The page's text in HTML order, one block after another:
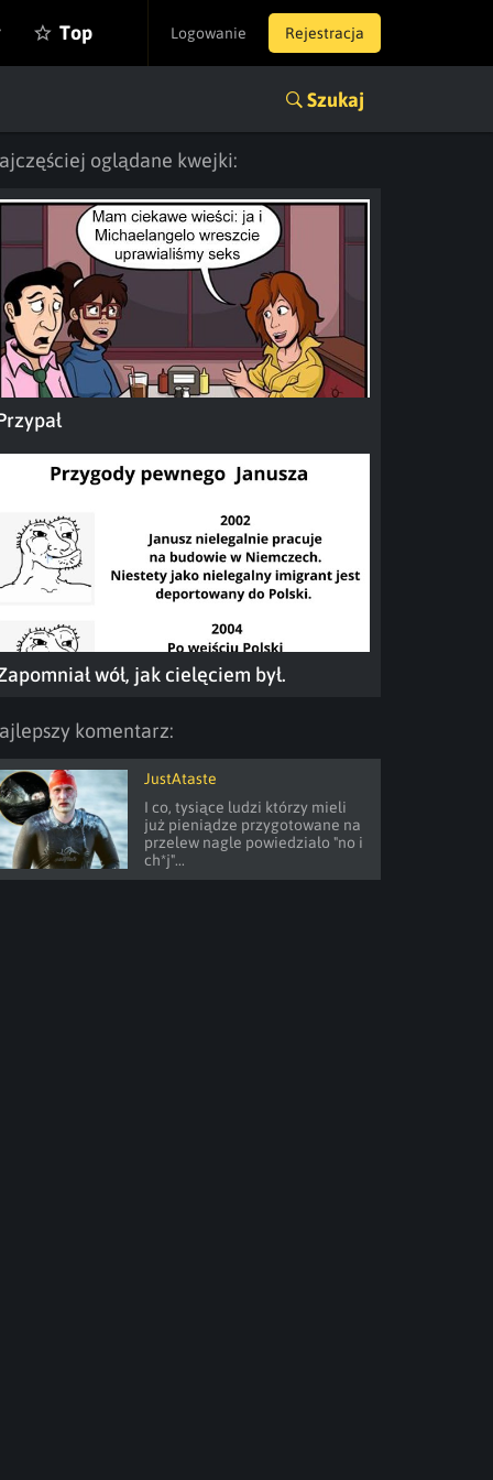
Logowanie Rejestracja
Top
Szukaj
oglądane kwejki:
wół, jak cielęciem był.
komentarz:
JustAtaste
I co, tysiące ludzi którzy mieli
już pieniądze przygotowane na
przelew nagle powiedziało "no i
ch*j"...